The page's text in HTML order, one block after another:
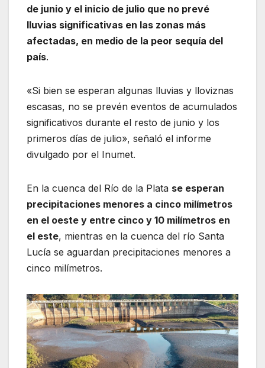
de junio y el inicio de julio que no prevé
lluvias significativas en las zonas más
afectadas, en medio de la peor sequía del
país.
«Si bien se esperan algunas lluvias y lloviznas
escasas, no se prevén eventos de acumulados
significativos durante el resto de junio y los
primeros días de julio», señaló el informe
divulgado por el Inumet.
En la cuenca del Río de la Plata se esperan
precipitaciones menores a cinco milímetros
en el oeste y entre cinco y 10 milímetros en
el este, mientras en la cuenca del río Santa
Lucía se aguardan precipitaciones menores a
cinco milímetros.